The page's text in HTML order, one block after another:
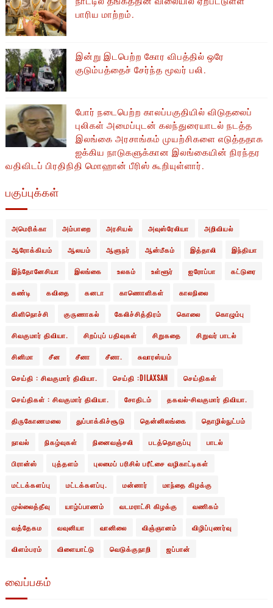
பாரிய மாற்றம்.
இன்று இடபெற்ற கோர விபத்தில் ஒரே
குடும்பத்தைச் சேர்ந்த மூவர் பலி.
போர் நடைபெற்ற காலப்பகுதியில் ​​விடுதலைப்
புலிகள் அமைப்புடன் கலந்துரையாடல் நடத்த
இலங்கை அரசாங்கம் முயற்சிகளை எடுத்ததாக
ஐக்கிய நாடுகளுக்கான இலங்கையின் நிரந்தர
வதிவிடப் பிரதிநிதி மொஹான் பீரிஸ் கூறியுள்ளார்.
பகுப்புக்கள்
அமெரிக்கா அம்பாறை அரசியல் அவுஸ்ரேலியா அறிவியல்
ஆரோக்கியம் ஆலயம் ஆளுநர் ஆன்மீகம் இத்தாலி இந்தியா
இந்தோனேசியா இலங்கை உலகம் உள்ளூர் ஐரோப்பா கட்டுரை
கண்டி கவிதை கனடா காணொளிகள் காலநிலை
கிளிநொச்சி குருணாகல் கேலிச்சித்திரம் கொலை கொழும்பு
சிவகுமார் திவியா. சிறப்புப் பதிவுகள் சிறுகதை சிறுவர் பாடல்
சினிமா சீன சீனா சீனா. சுவாரஸ்யம்
செய்தி : சிவகுமார் திவியா. செய்தி :DILAXSAN செய்திகள்
செய்திகள் : சிவகுமார் திவியா. சோதிடம் தகவல்-சிவகுமார் திவியா.
திருகோணமலை துப்பாக்கிச்சூடு தென்னிலங்கை தொழில்நுட்பம்
நாவல் நிகழ்வுகள் நினைவஞ்சலி படத்தொகுப்பு பாடல்
பிரான்ஸ் புத்தளம் புலமைப் பரிசில் பரீட்சை வழிகாட்டிகள்
மட்டக்களப்பு மட்டக்களப்பு. மன்னார் மாந்தை கிழக்கு
முல்லைத்தீவு யாழ்ப்பாணம் வடமராட்சி கிழக்கு வணிகம்
வத்தேகம வவுனியா வானிலை விஞ்ஞானம் விழிப்புணர்வு
விளம்பரம் விளையாட்டு வெடுக்குநாறி ஜப்பான்
வைப்பகம்